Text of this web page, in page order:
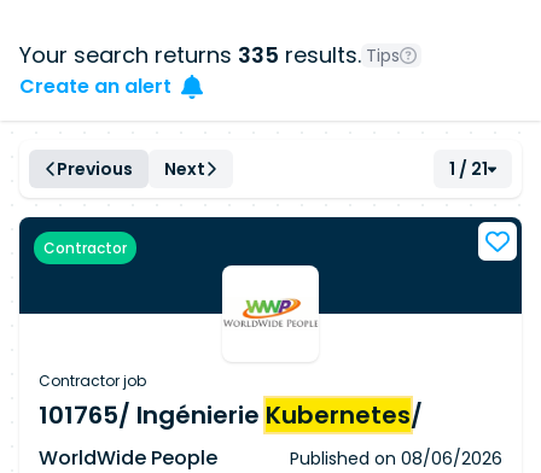
Your search returns 335 results. Tips
Create an alert
Previous Next 1 / 21
Contractor
Contractor job
101765/ Ingénierie Kubernetes/
WorldWide People Published on 08/06/2026